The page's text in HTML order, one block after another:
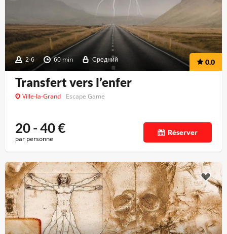
2-6 60 min Средний 0.0
Transfert vers l’enfer
Ville-la-Grand Escape Game
20 - 40€
par personne
Réserver